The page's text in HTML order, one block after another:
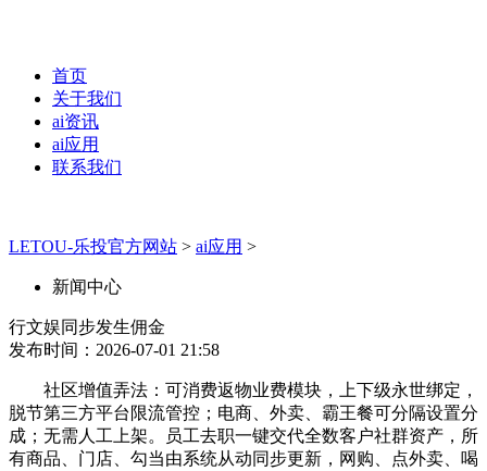
首页
关于我们
ai资讯
ai应用
联系我们
LETOU-乐投官方网站 > ai应用 >
新闻中心
行文娱同步发生佣金
发布时间：2026-07-01 21:58
社区增值弄法：可消费返物业费模块，上下级永世绑定，
脱节第三方平台限流管控；电商、外卖、霸王餐可分隔设置分
成；无需人工上架。员工去职一键交代全数客户社群资产，所
有商品、门店、勾当由系统从动同步更新，网购、点外卖、喝